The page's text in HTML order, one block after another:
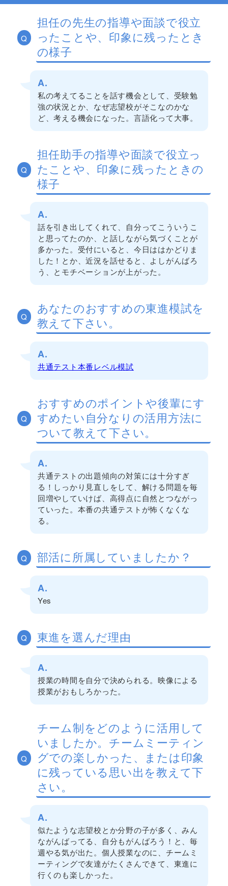
Q
担任の先生の指導や面談で役立
ったことや、印象に残ったとき
の様子
A.
私の考えてることを話す機会として、受験勉
強の状況とか、なぜ志望校がそこなのかな
ど、考える機会になった。言語化って大事。
Q
担任助手の指導や面談で役立っ
たことや、印象に残ったときの
様子
A.
話を引き出してくれて、自分ってこういうこ
と思ってたのか、と話しながら気づくことが
多かった。受付にいると、今日ははかどりま
した！とか、近況を話せると、よしがんばろ
う、とモチベーションが上がった。
Q
あなたのおすすめの東進模試を
教えて下さい。
A.
共通テスト本番レベル模試
Q
おすすめのポイントや後輩にす
すめたい自分なりの活用方法に
ついて教えて下さい。
A.
共通テストの出題傾向の対策には十分すぎ
る！しっかり見直しをして、解ける問題を毎
回増やしていけば、高得点に自然とつながっ
ていった。本番の共通テストが怖くなくな
る。
Q 部活に所属していましたか？
A.
Yes
Q 東進を選んだ理由
A.
授業の時間を自分で決められる。映像による
授業がおもしろかった。
Q
チーム制をどのように活用して
いましたか。チームミーティン
グでの楽しかった、または印象
に残っている思い出を教えて下
さい。
A.
似たような志望校とか分野の子が多く、みん
ながんばってる、自分もがんばろう！と、毎
週やる気が出た。個人授業なのに、チームミ
ーティングで友達がたくさんできて、東進に
行くのも楽しかった。